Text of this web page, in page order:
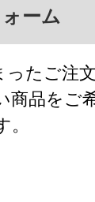
ーム
ったご注
商品をご